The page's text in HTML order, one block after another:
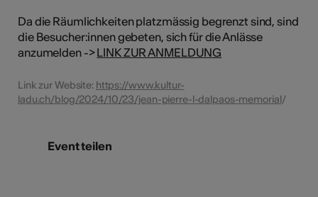
Da die Räumlichkeiten platzmässig begrenzt sind, sind
die Besucher:innen gebeten, sich für die Anlässe
anzumelden ->LINK ZUR ANMELDUNG
Link zur Website: https://www.kultur-
ladu.ch/blog/2024/10/23/jean-pierre-l-dalpaos-memorial/
Event teilen